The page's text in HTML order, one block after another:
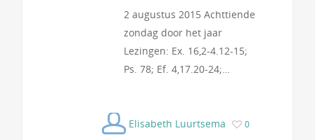
2 augustus 2015 Achttiende
zondag door het jaar
Lezingen: Ex. 16,2-4.12-15;
Ps. 78; Ef. 4,17.20-24;…
Elisabeth Luurtsema 0